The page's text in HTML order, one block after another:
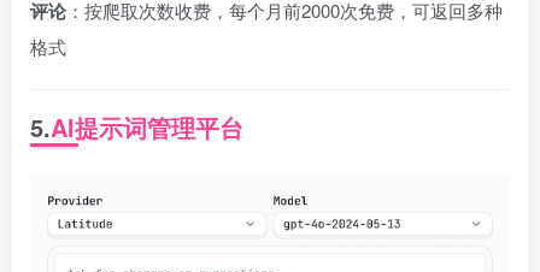
评论：按爬取次数收费，每个月前2000次免费，可返回多种
格式
5.AI提示词管理平台